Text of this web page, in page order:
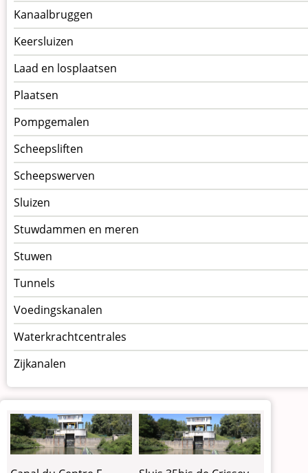
Kanaalbruggen
Keersluizen
Laad en losplaatsen
Plaatsen
Pompgemalen
Scheepsliften
Scheepswerven
Sluizen
Stuwdammen en meren
Stuwen
Tunnels
Voedingskanalen
Waterkrachtcentrales
Zijkanalen